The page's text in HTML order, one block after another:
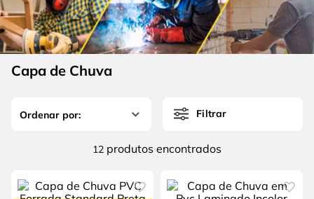
Capa de Chuva
Filtrar
12 produtos
6 º fio
7º serra copo
8º disco corte
10º luva
5 º serra circular
6º fio
serra copo